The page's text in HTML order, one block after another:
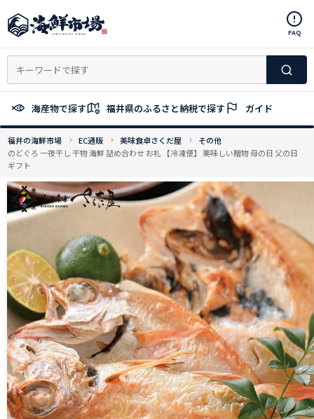
ン
ン
へ
ッ
プ
FAQ
海産物で探す 福井県のふるさと納税で探す ガイド
福井の海鮮市場 EC通販 美味食卓さくだ屋
その他
のどぐろ 一夜干し 干物 海鮮 詰め合わせ お礼 【冷凍便】 美味しい贈物 母の日 父の日
ギフト